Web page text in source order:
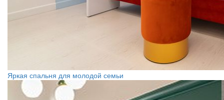
Яркая спальня для молодой семьи